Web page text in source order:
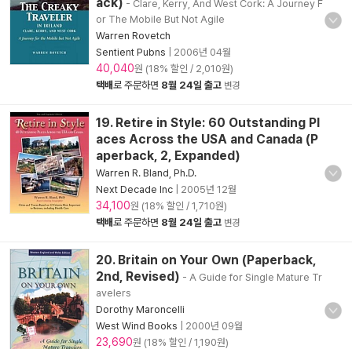
- Clare, Kerry, And West Cork: A Journey F
or The Mobile But Not Agile
Warren Rovetch
Sentient Pubns
2006년 04월
40,040원 (18% 할인 / 2,010원)
택배로 주문하면 8월 24일 출고 변경
19. Retire in Style: 60 Outstanding Pl
aces Across the USA and Canada (P
aperback, 2, Expanded)
Warren R. Bland, Ph.D.
Next Decade Inc
2005년 12월
34,100원 (18% 할인 / 1,710원)
택배로 주문하면 8월 24일 출고 변경
20. Britain on Your Own (Paperback,
2nd, Revised) - A Guide for Single Mature Tr
avelers
Dorothy Maroncelli
West Wind Books
2000년 09월
23,690원 (18% 할인 / 1,190원)